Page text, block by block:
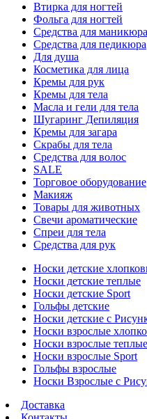
Втирка для ногтей
Фольга для ногтей
Средства для маникюра
Средства для педикюра
Для душа
Косметика для лица
Кремы для рук
Кремы для тела
Масла и гели для тела
Шугаринг Депиляция
Кремы для загара
Скрабы для тела
Средства для волос
SALE
Торговое оборудование
Макияж
Товары для животных
Свечи ароматические
Спреи для тела
Средства для рук
Носки детские
Носки детские теплые
Носки детские Sport
Гольфы детские
Носки детские с
Носки взрослые
Носки взрослые теплые
Носки взрослые Sport
Гольфы взрослые
Носки Взрослые с
Доставка